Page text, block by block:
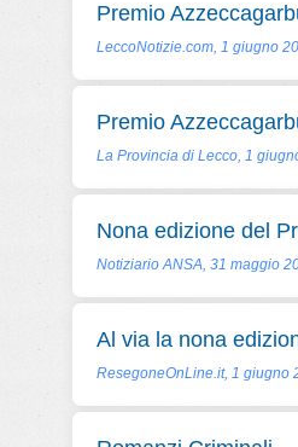
Premio
LeccoNotizie.com, 1 giugno
Premio
La Provincia di Lecco, 1
Nona edizione del
Notiziario ANSA, 31 maggio
Al via la nona
ResegoneOnLine.it, 1 giugno